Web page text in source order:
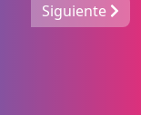
Siguiente